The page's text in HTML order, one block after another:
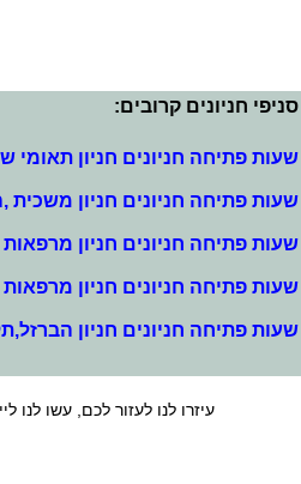
סניפי חניונים קרובים:
שעות פתיחה חניונים חניון תאומי
שעות פתיחה חניונים חניון משכית
שעות פתיחה חניונים חניון
שעות פתיחה חניונים חניון
שעות פתיחה חניונים חניון
עיזרו לנו לעזור לכם, עשו לנו